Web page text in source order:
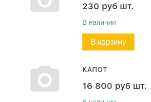
230 руб шт.
В наличии
В корзину
КАПОТ
16 800 руб шт.